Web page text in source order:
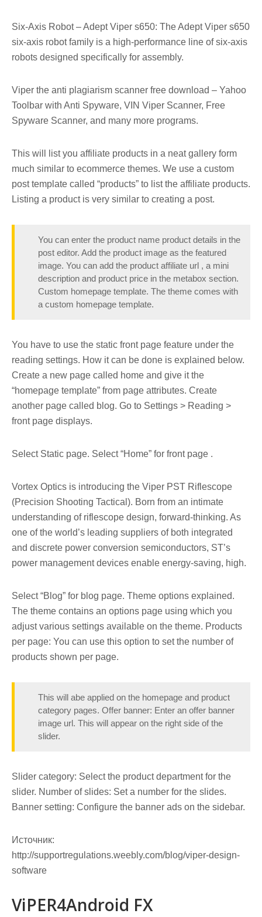
Six-Axis Robot – Adept Viper s650: The Adept Viper s650
six-axis robot family is a high-performance line of six-axis
robots designed specifically for assembly.
Viper the anti plagiarism scanner free download – Yahoo
Toolbar with Anti Spyware, VIN Viper Scanner, Free
Spyware Scanner, and many more programs.
This will list you affiliate products in a neat gallery form
much similar to ecommerce themes. We use a custom
post template called “products” to list the affiliate products.
Listing a product is very similar to creating a post.
You can enter the product name product details in the
post editor. Add the product image as the featured
image. You can add the product affiliate url , a mini
description and product price in the metabox section.
Custom homepage template. The theme comes with
a custom homepage template.
You have to use the static front page feature under the
reading settings. How it can be done is explained below.
Create a new page called home and give it the
“homepage template” from page attributes. Create
another page called blog. Go to Settings > Reading >
front page displays.
Select Static page. Select “Home” for front page .
Vortex Optics is introducing the Viper PST Riflescope
(Precision Shooting Tactical). Born from an intimate
understanding of riflescope design, forward-thinking. As
one of the world’s leading suppliers of both integrated
and discrete power conversion semiconductors, ST’s
power management devices enable energy-saving, high.
Select “Blog” for blog page. Theme options explained.
The theme contains an options page using which you
adjust various settings available on the theme. Products
per page: You can use this option to set the number of
products shown per page.
This will abe applied on the homepage and product
category pages. Offer banner: Enter an offer banner
image url. This will appear on the right side of the
slider.
Slider category: Select the product department for the
slider. Number of slides: Set a number for the slides.
Banner setting: Configure the banner ads on the sidebar.
Источник:
http://supportregulations.weebly.com/blog/viper-design-
software
ViPER4Android FX